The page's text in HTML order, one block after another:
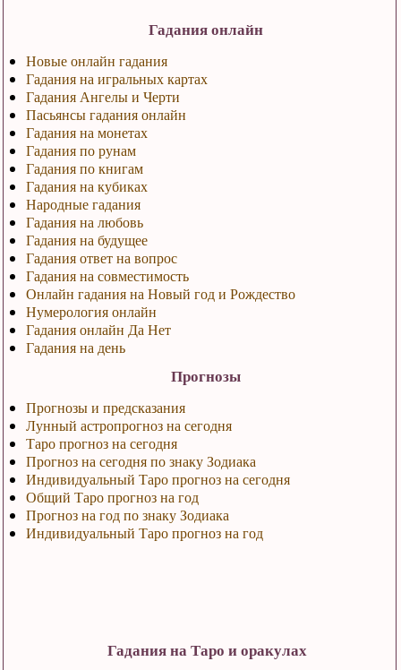
Гадания онлайн
Новые онлайн гадания
Гадания на игральных картах
Гадания Ангелы и Черти
Пасьянсы гадания онлайн
Гадания на монетах
Гадания по рунам
Гадания по книгам
Гадания на кубиках
Народные гадания
Гадания на любовь
Гадания на будущее
Гадания ответ на вопрос
Гадания на совместимость
Онлайн гадания на Новый год и Рождество
Нумерология онлайн
Гадания онлайн Да Нет
Гадания на день
Прогнозы
Прогнозы и предсказания
Лунный астропрогноз на сегодня
Таро прогноз на сегодня
Прогноз на сегодня по знаку Зодиака
Индивидуальный Таро прогноз на сегодня
Общий Таро прогноз на год
Прогноз на год по знаку Зодиака
Индивидуальный Таро прогноз на год
Гадания на Таро и оракулах